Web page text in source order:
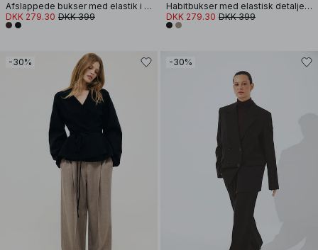
Afslappede bukser med elastik i ryggen
DKK 279.30 DKK 399
Habitbukser med elastisk detalje og lav talje
DKK 279.30 DKK 399
-30% -30%